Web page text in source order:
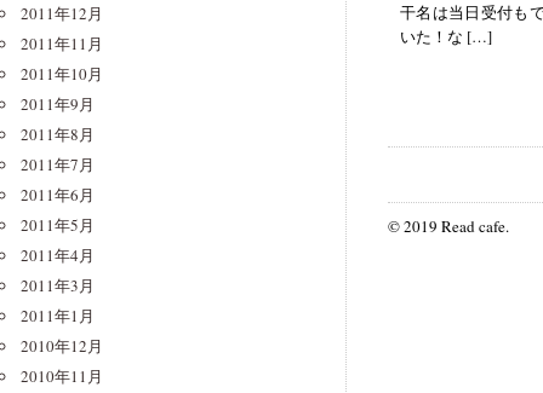
干名は当日受付も
いた！な […]
2011年12月
2011年11月
2011年10月
2011年9月
2011年8月
2011年7月
2011年6月
2011年5月
2011年4月
2011年3月
2011年1月
2010年12月
2010年11月
© 2019 Read cafe.